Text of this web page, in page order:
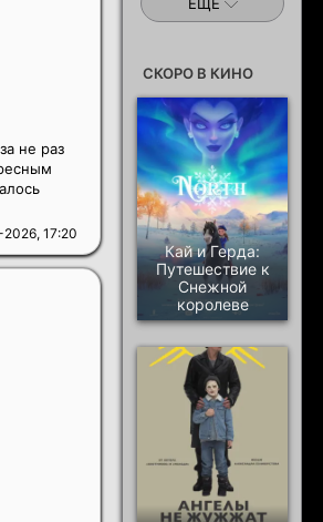
17:20
не раз
СКОРО В КИНО
Кай и Герда:
Путешествие к
Снежной
королеве